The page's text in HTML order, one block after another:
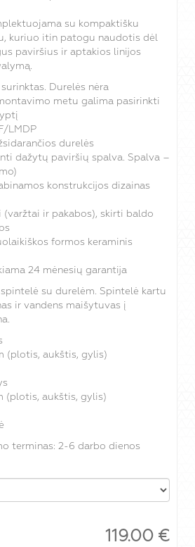
su kompaktišku
kuriuo itin patogu naudotis dėl
paviršius ir aptakios linijos
Durelės nėra
metu galima pasirinkti
LMDP
durelės
dažytų paviršių spalva. Spalva –
konstrukcijos dizainas
ir pakabos), skirti baldo
formos keraminis
24 mėnesių garantija
su durelėm. Spintelė kartu
ir vandens maišytuvas į
(plotis, aukštis, gylis)
(plotis, aukštis, gylis)
terminas: 2-6 darbo dienos
119.00 €